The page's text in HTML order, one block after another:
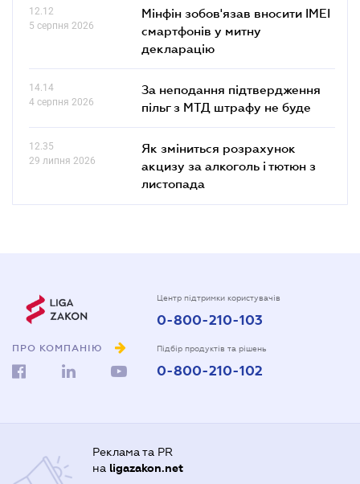
12.12
5 серпня 2026
Мінфін зобов'язав вносити IMEI
смартфонів у митну
декларацію
14.14
4 серпня 2026
За неподання підтвердження
пільг з МТД штрафу не буде
12.35
29 липня 2026
Як зміниться розрахунок
акцизу за алкоголь і тютюн з
листопада
ПРО КОМПАНІЮ
Центр підтримки користувачів
0-800-210-103
Підбір продуктів та рішень
0-800-210-102
Реклама та PR
на ligazakon.net